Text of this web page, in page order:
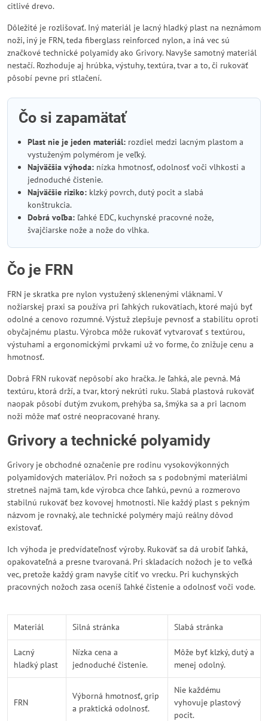
citlivé drevo.
Dôležité je rozlišovať. Iný materiál je lacný hladký plast na neznámom
noži, iný je FRN, teda fiberglass reinforced nylon, a iná vec sú
značkové technické polyamidy ako Grivory. Navyše samotný materiál
nestačí. Rozhoduje aj hrúbka, výstuhy, textúra, tvar a to, či rukoväť
pôsobí pevne pri stlačení.
Čo si zapamätať
Plast nie je jeden materiál: rozdiel medzi lacným plastom a
vystuženým polymérom je veľký.
Najväčšia výhoda: nízka hmotnosť, odolnosť voči vlhkosti a
jednoduché čistenie.
Najväčšie riziko: klzký povrch, dutý pocit a slabá
konštrukcia.
Dobrá voľba: ľahké EDC, kuchynské pracovné nože,
švajčiarske nože a nože do vlhka.
Čo je FRN
FRN je skratka pre nylon vystužený sklenenými vláknami. V
nožiarskej praxi sa používa pri ľahkých rukovätiach, ktoré majú byť
odolné a cenovo rozumné. Výstuž zlepšuje pevnosť a stabilitu oproti
obyčajnému plastu. Výrobca môže rukoväť vytvarovať s textúrou,
výstuhami a ergonomickými prvkami už vo forme, čo znižuje cenu a
hmotnosť.
Dobrá FRN rukoväť nepôsobí ako hračka. Je ľahká, ale pevná. Má
textúru, ktorá drží, a tvar, ktorý nekrúti ruku. Slabá plastová rukoväť
naopak pôsobí dutým zvukom, prehýba sa, šmýka sa a pri lacnom
noži môže mať ostré neopracované hrany.
Grivory a technické polyamidy
Grivory je obchodné označenie pre rodinu vysokovýkonných
polyamidových materiálov. Pri nožoch sa s podobnými materiálmi
stretneš najmä tam, kde výrobca chce ľahkú, pevnú a rozmerovo
stabilnú rukoväť bez kovovej hmotnosti. Nie každý plast s pekným
názvom je rovnaký, ale technické polyméry majú reálny dôvod
existovať.
Ich výhoda je predvídateľnosť výroby. Rukoväť sa dá urobiť ľahká,
opakovateľná a presne tvarovaná. Pri skladacích nožoch je to veľká
vec, pretože každý gram navyše cítiť vo vrecku. Pri kuchynských
pracovných nožoch zasa oceníš ľahké čistenie a odolnosť voči vode.
Materiál Silná stránka Slabá stránka
Lacný
hladký plast
Nízka cena a
jednoduché čistenie.
Môže byť klzký, dutý a
menej odolný.
FRN
Výborná hmotnosť, grip
a praktická odolnosť.
Nie každému
vyhovuje plastový
pocit.